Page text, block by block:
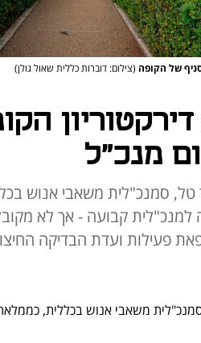
של הקופה (צילום: דוברות כללית שאול גולן)
מנכ"ל
טל, סמנכ"לית משאבי אנוש
למנכ"לית קבועה - אך לא
פעילות ועדת הבדיקה